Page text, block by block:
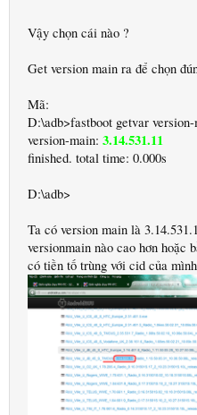
Vậy chọn cái nào ?
Get version main ra để chọn
Mã:
D:\adb>fastboot getvar
version-main: 3.14.531.11
finished. total time: 0.000s
D:\adb>
Ta có version main là
versionmain nào cao hơn hoặc
có tiền tố trùng với cid của